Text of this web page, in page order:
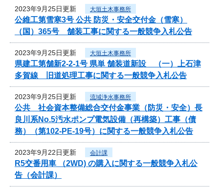
2023年9月25日更新 大垣土木事務所
公維工第雪寒3号 公共 防災・安全交付金（雪寒）
（国）365号 舗装工事に関する一般競争入札公告
2023年9月25日更新 大垣土木事務所
県建工第舗新2-2-1号 県単 舗装道新設 （一）上石津
多賀線 旧道処理工事に関する一般競争入札公告
2023年9月25日更新 流域浄水事務所
公共 社会資本整備総合交付金事業（防災・安全）長
良川系No.5汚水ポンプ電気設備（再構築）工事（債
務）（第102-PE-19号）に関する一般競争入札公告
2023年9月22日更新 会計課
R5交番用車 （2WD) の購入に関する一般競争入札公
告（会計課）